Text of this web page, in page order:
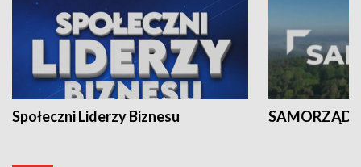
Społeczni Liderzy Biznesu SAMORZĄD